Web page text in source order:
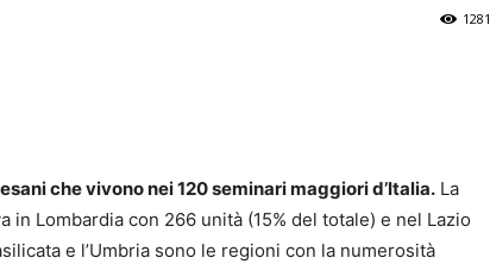
1281
che vivono nei 120 seminari maggiori d’Italia.La
in Lombardia con 266 unità (15% del totale) e nel Lazio
e l’Umbria sono le regioni con la numerosità